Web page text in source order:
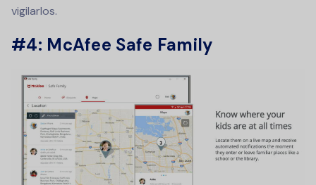
vigilarlos.
#4: McAfee Safe Family